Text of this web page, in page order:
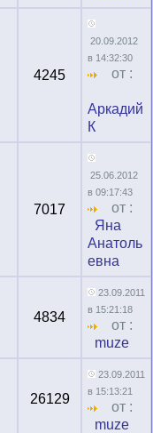
4245
20.09.2012
в 14:32:30
от :
Аркадий
К
7017
25.06.2012
в 09:17:43
от :
Яна
Анатоль
евна
4834
23.09.2011
в 15:21:18
от :
muze
26129
23.09.2011
в 15:13:21
от :
muze